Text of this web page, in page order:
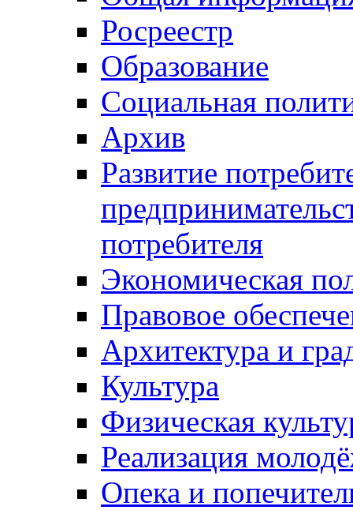
Росреестр
Образование
Социальная
Архив
Развитие
потребителя
Экономическая
Правовое
Архитектура и
Культура
Физическая
Реализация
Опека и